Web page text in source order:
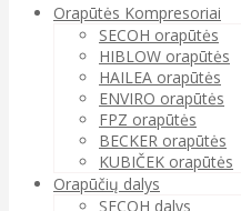
Orapūtės Kompresoriai
SECOH orapūtės
HIBLOW orapūtės
HAILEA orapūtės
ENVIRO orapūtės
FPZ orapūtės
BECKER orapūtės
KUBIČEK orapūtės
Orapūčių dalys
SECOH dalys